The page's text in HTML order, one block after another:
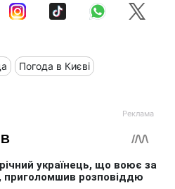
Погода в Києві